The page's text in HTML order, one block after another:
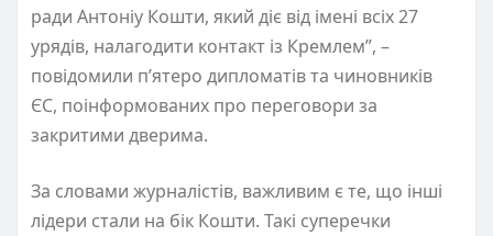
ради Антоніу Кошти, який діє від імені всіх 27
урядів, налагодити контакт із Кремлем”, –
повідомили п’ятеро дипломатів та чиновників
ЄС, поінформованих про переговори за
закритими дверима.
За словами журналістів, важливим є те, що інші
лідери стали на бік Кошти. Такі суперечки